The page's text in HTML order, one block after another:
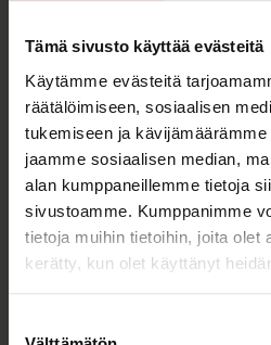
Tämä sivusto käyttää evästeitä
Käytämme evästeitä
räätälöimiseen, sosiaalisen
tukemiseen ja
jaamme sosiaalisen median,
alan kumppaneillemme tietoja
sivustoamme. Kumppanimme
tietoja muihin tietoihin, joita olet
kerätty, kun olet käyttänyt
TALOUS JA ELINKEINOELÄMÄ